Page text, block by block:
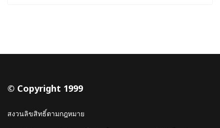
© Copyright 1999
สงวนลิขสิทธิ์ตามกฎหมาย